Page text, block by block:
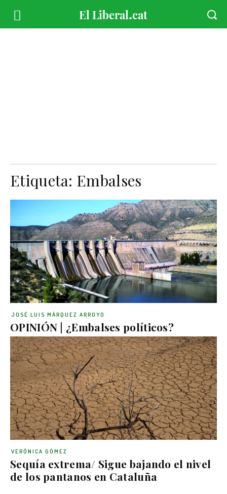
Etiqueta: Embalses
OPINIÓN | ¿Embalses políticos?
JOSÉ LUIS MÁRQUEZ ARROYO
Sequía extrema/ Sigue bajando el nivel
de los pantanos en Cataluña
VERÓNICA GÓMEZ